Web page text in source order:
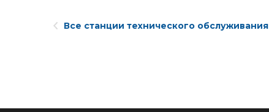
Все станции технического обслуживания